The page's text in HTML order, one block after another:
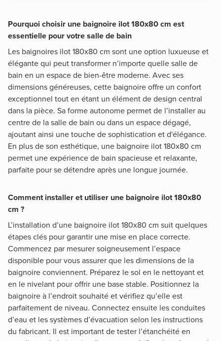
Pourquoi choisir une baignoire ilot 180x80 cm est
essentielle pour votre salle de bain
Les baignoires ilot 180x80 cm sont une option luxueuse et
élégante qui peut transformer n’importe quelle salle de
bain en un espace de bien-être moderne. Avec ses
dimensions généreuses, cette baignoire offre un confort
exceptionnel tout en étant un élément de design central
dans la pièce. Sa forme autonome permet de l’installer au
centre de la salle de bain ou dans un espace dégagé,
ajoutant ainsi une touche de sophistication et d'élégance.
En plus de son esthétique, une baignoire ilot 180x80 cm
permet une expérience de bain spacieuse et relaxante,
parfaite pour se détendre après une longue journée.
Comment installer et utiliser une baignoire ilot 180x80
cm ?
L’installation d’une baignoire ilot 180x80 cm suit quelques
étapes clés pour garantir une mise en place correcte.
Commencez par mesurer soigneusement l’espace
disponible pour vous assurer que les dimensions de la
baignoire conviennent. Préparez le sol en le nettoyant et
en le nivelant pour offrir une base stable. Positionnez la
baignoire à l’endroit souhaité et vérifiez qu’elle est
parfaitement de niveau. Connectez ensuite les conduites
d’eau et les systèmes d’évacuation selon les instructions
du fabricant. Il est important de tester l’étanchéité en